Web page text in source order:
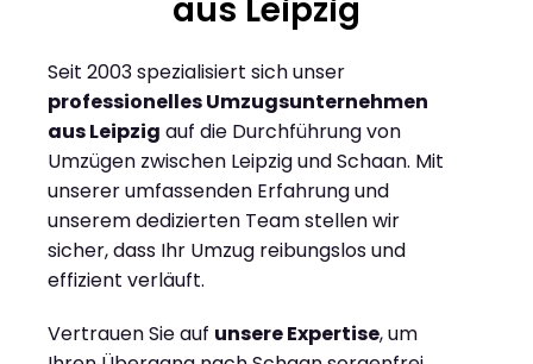
aus Leipzig
Seit 2003 spezialisiert sich unser
professionelles Umzugsunternehmen
aus Leipzig auf die Durchführung von
Umzügen zwischen Leipzig und Schaan. Mit
unserer umfassenden Erfahrung und
unserem dedizierten Team stellen wir
sicher, dass Ihr Umzug reibungslos und
effizient verläuft.
Vertrauen Sie auf unsere Expertise, um